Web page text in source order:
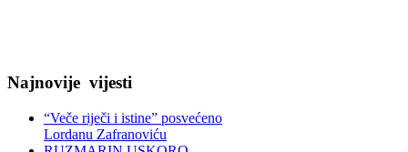
Najnovije vijesti
“Veče riječi i istine” posvećeno
Lordanu Zafranoviću